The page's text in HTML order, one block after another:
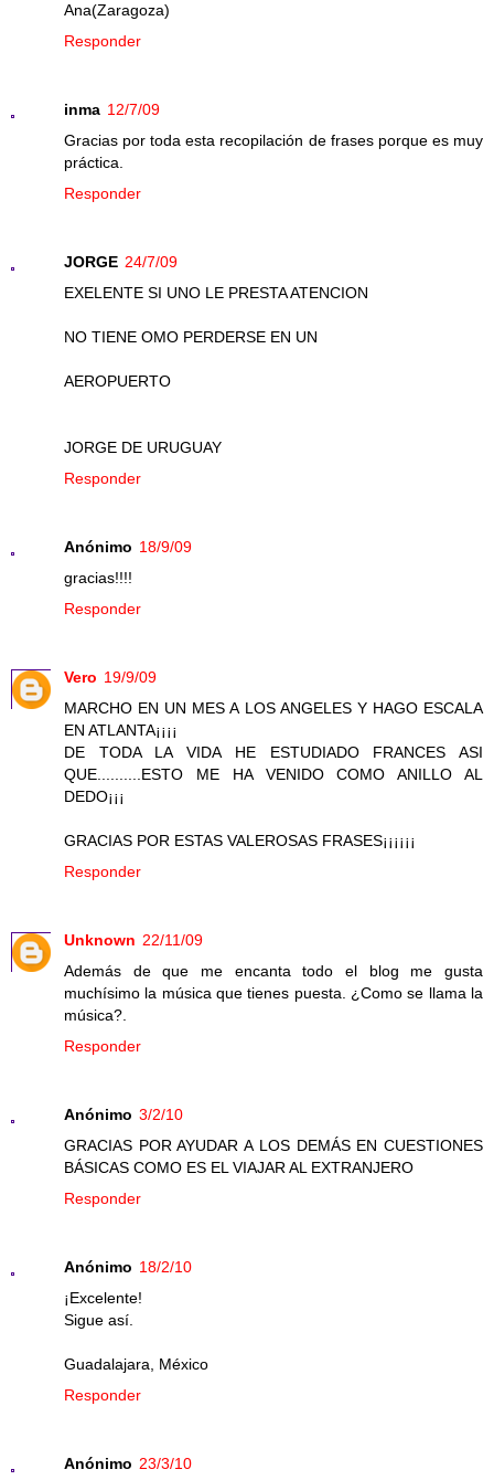
Ana(Zaragoza)
Responder
inma 12/7/09
Gracias por toda esta recopilación de frases porque es muy
práctica.
Responder
JORGE 24/7/09
EXELENTE SI UNO LE PRESTA ATENCION
NO TIENE OMO PERDERSE EN UN
AEROPUERTO
JORGE DE URUGUAY
Responder
Anónimo 18/9/09
gracias!!!!
Responder
Vero 19/9/09
MARCHO EN UN MES A LOS ANGELES Y HAGO ESCALA
EN ATLANTA¡¡¡¡
DE TODA LA VIDA HE ESTUDIADO FRANCES ASI
QUE..........ESTO ME HA VENIDO COMO ANILLO AL
DEDO¡¡¡
GRACIAS POR ESTAS VALEROSAS FRASES¡¡¡¡¡¡
Responder
Unknown 22/11/09
Además de que me encanta todo el blog me gusta
muchísimo la música que tienes puesta. ¿Como se llama la
música?.
Responder
Anónimo 3/2/10
GRACIAS POR AYUDAR A LOS DEMÁS EN CUESTIONES
BÁSICAS COMO ES EL VIAJAR AL EXTRANJERO
Responder
Anónimo 18/2/10
¡Excelente!
Sigue así.
Guadalajara, México
Responder
Anónimo 23/3/10